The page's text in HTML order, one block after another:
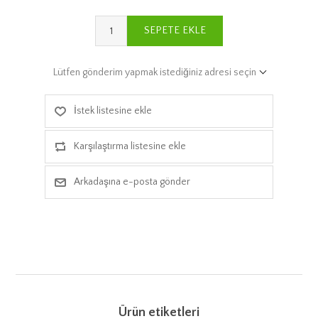
SEPETE EKLE
Lütfen gönderim yapmak istediğiniz adresi seçin
İstek listesine ekle
Karşılaştırma listesine ekle
Arkadaşına e-posta gönder
Ürün etiketleri